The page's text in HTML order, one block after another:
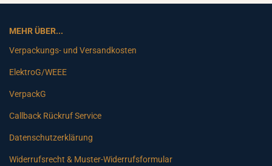
MEHR ÜBER...
Verpackungs- und Versandkosten
ElektroG/WEEE
VerpackG
Callback Rückruf Service
Datenschutzerklärung
Widerrufsrecht & Muster-Widerrufsformular